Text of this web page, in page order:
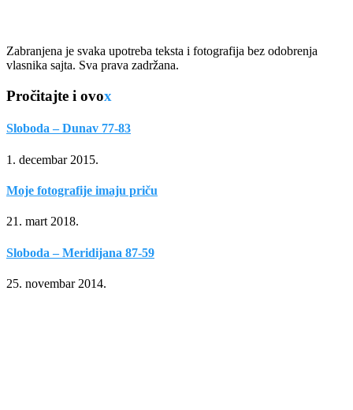
Zabranjena je svaka upotreba teksta i fotografija bez odobrenja
vlasnika sajta. Sva prava zadržana.
Pročitajte i ovox
Sloboda – Dunav 77-83
1. decembar 2015.
Moje fotografije imaju priču
21. mart 2018.
Sloboda – Meridijana 87-59
25. novembar 2014.